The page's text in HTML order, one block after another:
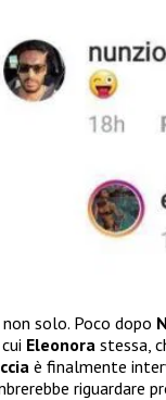
non solo. Poco dopo
Eleonora stessa,
è finalmente
riguardare